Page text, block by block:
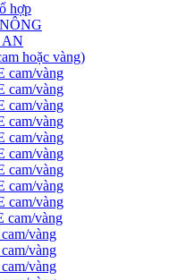
hợp
AN
hoặc vàng)
cam/vàng
cam/vàng
cam/vàng
cam/vàng
cam/vàng
cam/vàng
cam/vàng
cam/vàng
cam/vàng
cam/vàng
vàng
vàng
vàng